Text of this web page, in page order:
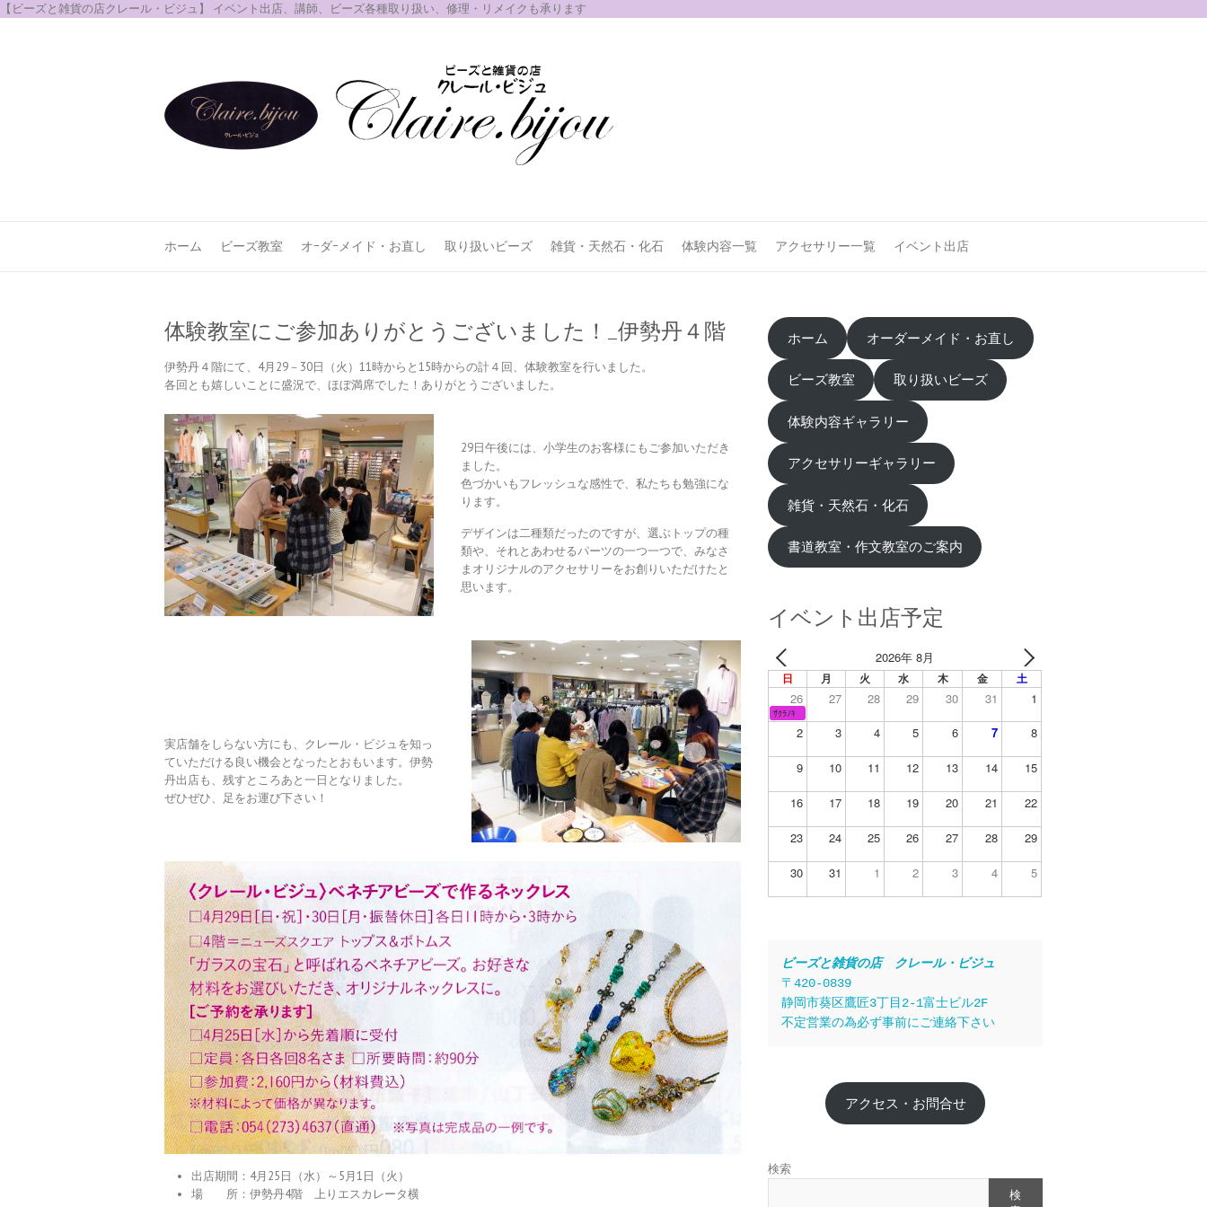
【ビーズと雑貨の店クレール・ビジュ】 イベント出店、講師、ビーズ各種取り扱い、修理・リメイクも承ります
ホーム ビーズ教室 オｰダｰメイド・お直し 取り扱いビーズ 雑貨・天然石・化石 体験内容一覧 アクセサリー一覧 イベント出店
体験教室にご参加ありがとうございました！_伊勢丹４階
伊勢丹４階にて、4月29－30日（火）11時からと15時からの計４回、体験教室を行いました。
各回とも嬉しいことに盛況で、ほぼ満席でした！ありがとうございました。
29日午後には、小学生のお客様にもご参加いただき
ました。
色づかいもフレッシュな感性で、私たちも勉強にな
ります。
デザインは二種類だったのですが、選ぶトップの種
類や、それとあわせるパーツの一つ一つで、みなさ
まオリジナルのアクセサリーをお創りいただけたと
思います。
実店舗をしらない方にも、クレール・ビジュを知っ
ていただける良い機会となったとおもいます。伊勢
丹出店も、残すところあと一日となりました。
ぜひぜひ、足をお運び下さい！
出店期間：4月25日（水）～5月1日（火）
場 所：伊勢丹4階 上りエスカレータ横
ホーム オーダーメイド・お直し
ビーズ教室 取り扱いビーズ
体験内容ギャラリー
アクセサリーギャラリー
雑貨・天然石・化石
書道教室・作文教室のご案内
イベント出店予定
2026年 8月
日 月 火 水 木 金 土
26 27 28 29 30 31 1
ｻｸﾗﾉｷ
2 3 4 5 6 7 8
9 10 11 12 13 14 15
16 17 18 19 20 21 22
23 24 25 26 27 28 29
30 31 1 2 3 4 5
ビーズと雑貨の店　クレール・ビジュ
〒420-0839
静岡市葵区鷹匠3丁目2-1富士ビル2F
不定営業の為必ず事前にご連絡下さい
アクセス・お問合せ
検索
検